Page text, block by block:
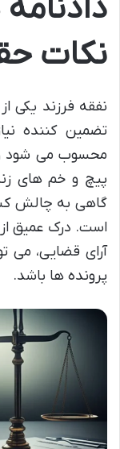
نکات
نفقه فرزند یکی
تضمین کننده
محسوب می شود و
پیچ و خم های
گاهی به چالش
است. درک عمیق از
آرای قضایی، می
پرونده ها باشد.